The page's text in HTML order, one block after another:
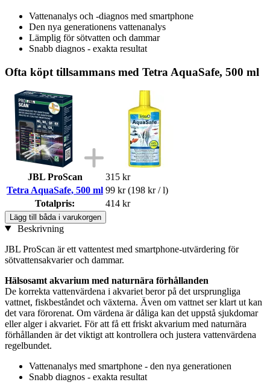
Vattenanalys och -diagnos med smartphone
Den nya generationens vattenanalys
Lämplig för sötvatten och dammar
Snabb diagnos - exakta resultat
Ofta köpt tillsammans med Tetra AquaSafe, 500 ml
JBL ProScan
315 kr
Tetra AquaSafe, 500 ml 99 kr (198 kr / l)
Totalpris:
414 kr
Lägg till båda i varukorgen
Beskrivning
JBL ProScan är ett vattentest med smartphone-utvärdering för
sötvattensakvarier och dammar.
Hälsosamt akvarium med naturnära förhållanden
De korrekta vattenvärdena i akvariet beror på det ursprungliga
vattnet, fiskbeståndet och växterna. Även om vattnet ser klart ut kan
det vara förorenat. Om värdena är dåliga kan det uppstå sjukdomar
eller alger i akvariet. För att få ett friskt akvarium med naturnära
förhållanden är det viktigt att kontrollera och justera vattenvärdena
regelbundet.
Vattenanalys med smartphone - den nya generationen
Snabb diagnos - exakta resultat